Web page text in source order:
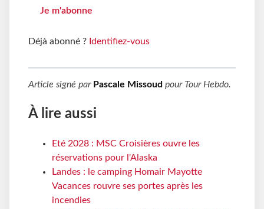
Je m'abonne
Déjà abonné ? Identifiez-vous
Article signé par Pascale Missoud pour Tour Hebdo.
À lire aussi
Eté 2028 : MSC Croisières ouvre les
réservations pour l'Alaska
Landes : le camping Homair Mayotte
Vacances rouvre ses portes après les
incendies